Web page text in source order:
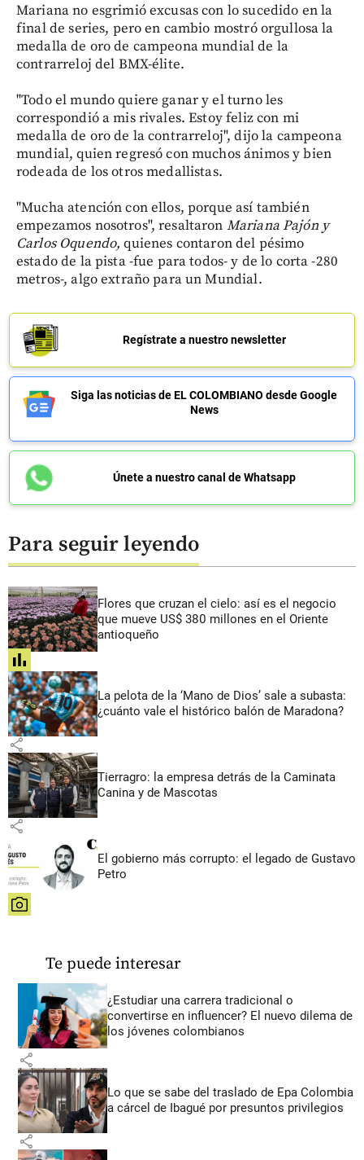
Mariana no esgrimió excusas con lo sucedido en la
final de series, pero en cambio mostró orgullosa la
medalla de oro de campeona mundial de la
contrarreloj del BMX-élite.
"Todo el mundo quiere ganar y el turno les
correspondió a mis rivales. Estoy feliz con mi
medalla de oro de la contrarreloj", dijo la campeona
mundial, quien regresó con muchos ánimos y bien
rodeada de los otros medallistas.
"Mucha atención con ellos, porque así también
empezamos nosotros", resaltaron Mariana Pajón y
Carlos Oquendo,quienes contaron del pésimo
estado de la pista -fue para todos- y de lo corta -280
metros-, algo extraño para un Mundial.
Regístrate a nuestro newsletter
Siga las noticias de EL COLOMBIANO desde Google
News
Únete a nuestro canal de Whatsapp
Para seguir leyendo
Flores que cruzan el cielo: así es el negocio
que mueve US$ 380 millones en el Oriente
antioqueño
share
La pelota de la ‘Mano de Dios’ sale a subasta:
¿cuánto vale el histórico balón de Maradona?
share
Tierragro: la empresa detrás de la Caminata
Canina y de Mascotas
share
El gobierno más corrupto: el legado de Gustavo
Petro
share
Te puede interesar
¿Estudiar una carrera tradicional o
convertirse en influencer? El nuevo dilema de
los jóvenes colombianos
share
Lo que se sabe del traslado de Epa Colombia
a cárcel de Ibagué por presuntos privilegios
share